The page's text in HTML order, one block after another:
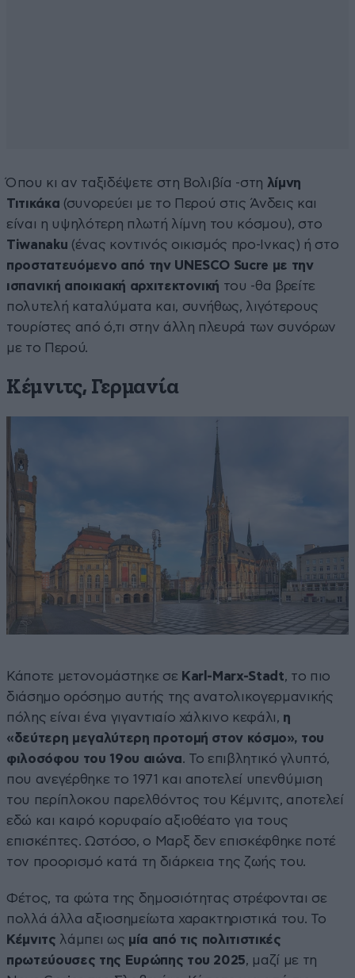
Όπου κι αν ταξιδέψετε στη Βολιβία -στη λίμνη
Τιτικάκα (συνορεύει με το Περού στις Άνδεις και
είναι η υψηλότερη πλωτή λίμνη του κόσμου), στο
Tiwanaku (ένας κοντινός οικισμός προ-Ινκας) ή στο
προστατευόμενο από την UNESCO Sucre με την
ισπανική αποικιακή αρχιτεκτονική του -θα βρείτε
πολυτελή καταλύματα και, συνήθως, λιγότερους
τουρίστες από ό,τι στην άλλη πλευρά των συνόρων
με το Περού.
Κέμνιτς, Γερμανία
Κάποτε μετονομάστηκε σε Karl-Marx-Stadt, το πιο
διάσημο ορόσημο αυτής της ανατολικογερμανικής
πόλης είναι ένα γιγαντιαίο χάλκινο κεφάλι, η
«δεύτερη μεγαλύτερη προτομή στον κόσμο», του
φιλοσόφου του 19ου αιώνα. Το επιβλητικό γλυπτό,
που ανεγέρθηκε το 1971 και αποτελεί υπενθύμιση
του περίπλοκου παρελθόντος του Κέμνιτς, αποτελεί
εδώ και καιρό κορυφαίο αξιοθέατο για τους
επισκέπτες. Ωστόσο, ο Μαρξ δεν επισκέφθηκε ποτέ
τον προορισμό κατά τη διάρκεια της ζωής του.
Φέτος, τα φώτα της δημοσιότητας στρέφονται σε
πολλά άλλα αξιοσημείωτα χαρακτηριστικά του. Το
Κέμνιτς λάμπει ως μία από τις πολιτιστικές
πρωτεύουσες της Ευρώπης του 2025, μαζί με τη